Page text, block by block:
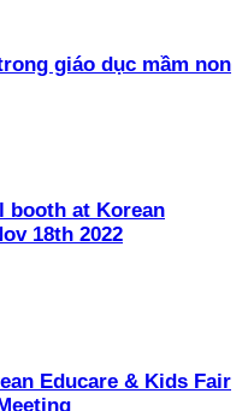
giáo dục mầm non
booth at Korean
18th 2022
Educare & Kids Fair